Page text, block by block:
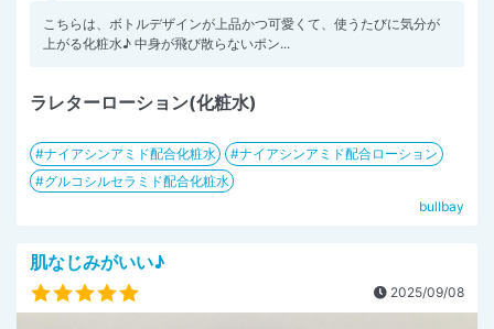
こちらは、ボトルデザインが上品かつ可愛くて、使うたびに気分が
上がる化粧水♪ 中身が飛び散らないポン...
ラレターローション(化粧水)
ナイアシンアミド配合化粧水
ナイアシンアミド配合ローション
グルコシルセラミド配合化粧水
bullbay
肌なじみがいい♪
2025/09/08